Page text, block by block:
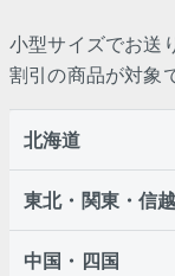
小型サイズでお送
割引の商品が対象
北海道
東北・関東・信
中国・四国